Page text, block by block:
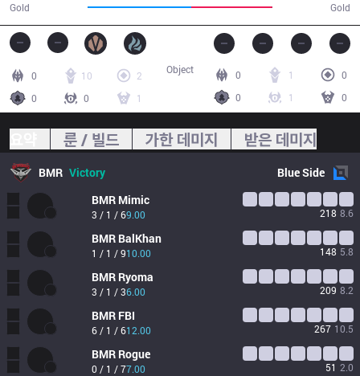
Gold Gold
0 10
2
0
0 1
0 1
0
0
1 0
Object
룬 / 빌드 가한 데미지 받은 데미지
BMR Victory BlueSide
BMR Mimic
3 / 1 / 69.00 218 8.6
BMR BalKhan
1 / 1 / 910.00 148 5.8
BMR Ryoma
3 / 1 / 36.00 209 8.2
BMR FBI
6 / 1 / 612.00 267 10.5
BMR Rogue
0 / 1 / 77.00 51 2.0